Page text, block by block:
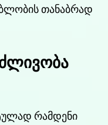
თანაბრად
რამდენი